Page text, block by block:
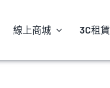
線上商城 3C租賃